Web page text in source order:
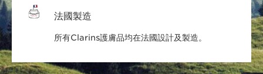
法國製造
所有Clarins護膚品均在法國設計及製造。